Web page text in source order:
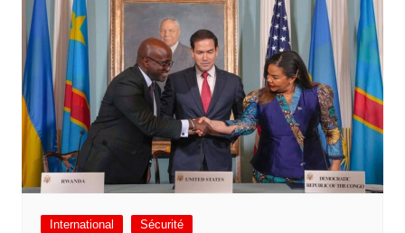
International Sécurité